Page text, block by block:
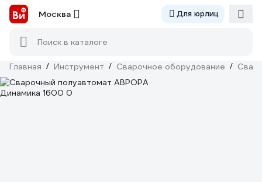
Москва Для юрлиц
Поиск в каталоге
Главная / Инструмент / Сварочное оборудование /